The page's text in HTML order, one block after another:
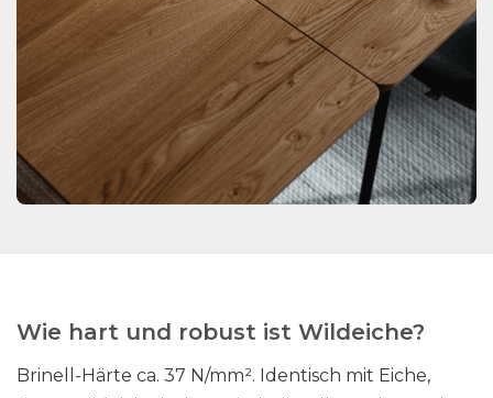
Wie hart und robust ist Wildeiche?
Brinell-Härte ca. 37 N/mm². Identisch mit Eiche,